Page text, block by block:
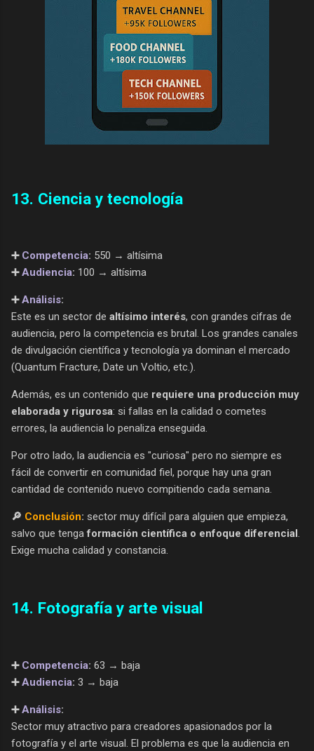
13. Ciencia y tecnología
➕ Competencia: 550 → altísima
➕ Audiencia: 100 → altísima
➕Análisis:
Este es un sector de altísimo interés, con grandes cifras de
audiencia, pero la competencia es brutal. Los grandes canales
de divulgación científica y tecnología ya dominan el mercado
(Quantum Fracture, Date un Voltio, etc.).
Además, es un contenido que requiere una producción muy
elaborada y rigurosa: si fallas en la calidad o cometes
errores, la audiencia lo penaliza enseguida.
Por otro lado, la audiencia es "curiosa" pero no siempre es
fácil de convertir en comunidad fiel, porque hay una gran
cantidad de contenido nuevo compitiendo cada semana.
🔎 Conclusión: sector muy difícil para alguien que empieza,
salvo que tengaformación científica o enfoque diferencial .
Exige mucha calidad y constancia.
14. Fotografía y arte visual
➕ Competencia: 63 → baja
➕Audiencia: 3 → baja
➕ Análisis:
Sector muy atractivo para creadores apasionados por la
fotografía y el arte visual. El problema es que la audiencia en